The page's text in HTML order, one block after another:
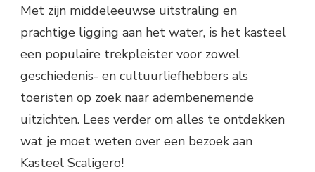
Met zijn middeleeuwse uitstraling en
prachtige ligging aan het water, is het kasteel
een populaire trekpleister voor zowel
geschiedenis- en cultuurliefhebbers als
toeristen op zoek naar adembenemende
uitzichten. Lees verder om alles te ontdekken
wat je moet weten over een bezoek aan
Kasteel Scaligero!